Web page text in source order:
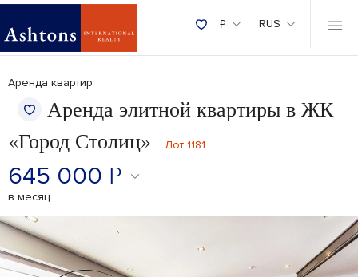
₽ RUS
Аренда квартир
Аренда элитной квартиры в ЖК
«Город Столиц»
Лот 1181
645 000 ₽
в месяц